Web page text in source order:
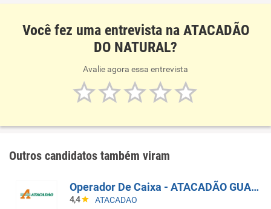
Você fez uma entrevista na ATACADÃO
DO NATURAL?
Avalie agora essa entrevista
Outros candidatos também viram
Operador De Caixa - ATACADÃO GUARULHOS BONSUCESSO
4,4 ATACADAO